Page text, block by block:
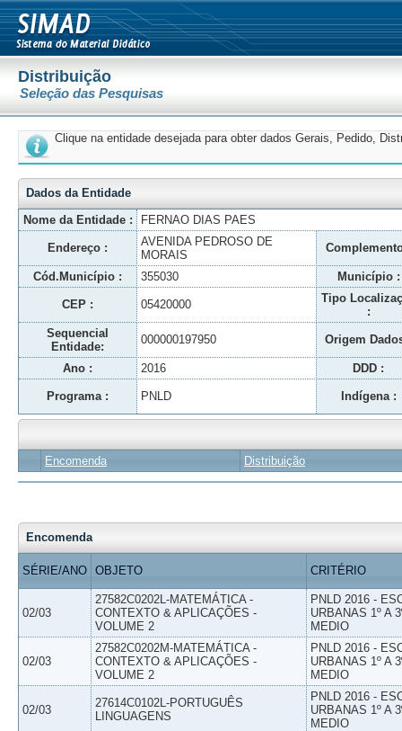
Distribuição
Seleção das Pesquisas
Clique na entidade desejada para obter dados Gerais, Pedido,
Dados da Entidade
Nome da Entidade :
FERNAO DIAS PAES
Endereço :
AVENIDA PEDROSO DE
MORAIS
Cód.Município : 355030 Município :
CEP : 05420000
Tipo
:
Sequencial
Entidade:
000000197950 Origem
Ano : 2016 DDD :
Programa : PNLD Indígena :
Encomenda Distribuição
Encomenda
SÉRIE/ANO OBJETO CRITÉRIO
02/03
27582C0202L-MATEMÁTICA -
CONTEXTO & APLICAÇÕES -
VOLUME 2
PNLD 2016 -
URBANAS 1º A
MEDIO
02/03
27582C0202M-MATEMÁTICA -
CONTEXTO & APLICAÇÕES -
VOLUME 2
PNLD 2016 -
URBANAS 1º A
MEDIO
02/03
27614C0102L-PORTUGUÊS
LINGUAGENS
PNLD 2016 -
URBANAS 1º A
MEDIO